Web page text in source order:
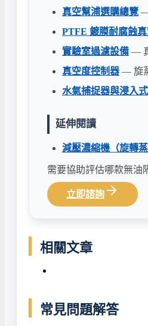
真空幫浦選購總覽 —
PTFE 鍍膜耐腐蝕
實驗室過濾設備 —
真空度控制器 — 旋
水氣捕捉器與浸入
延伸閱讀
減壓濃縮機（旋轉
需要協助評估哪款無油
立即諮詢
相關文章
常見問題解答